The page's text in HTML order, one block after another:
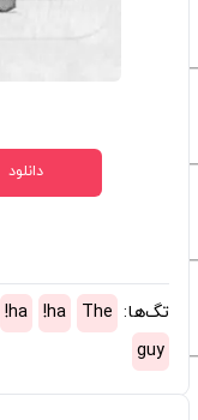
دانلود
تگ‌ها: The
ha!
ha!
guy